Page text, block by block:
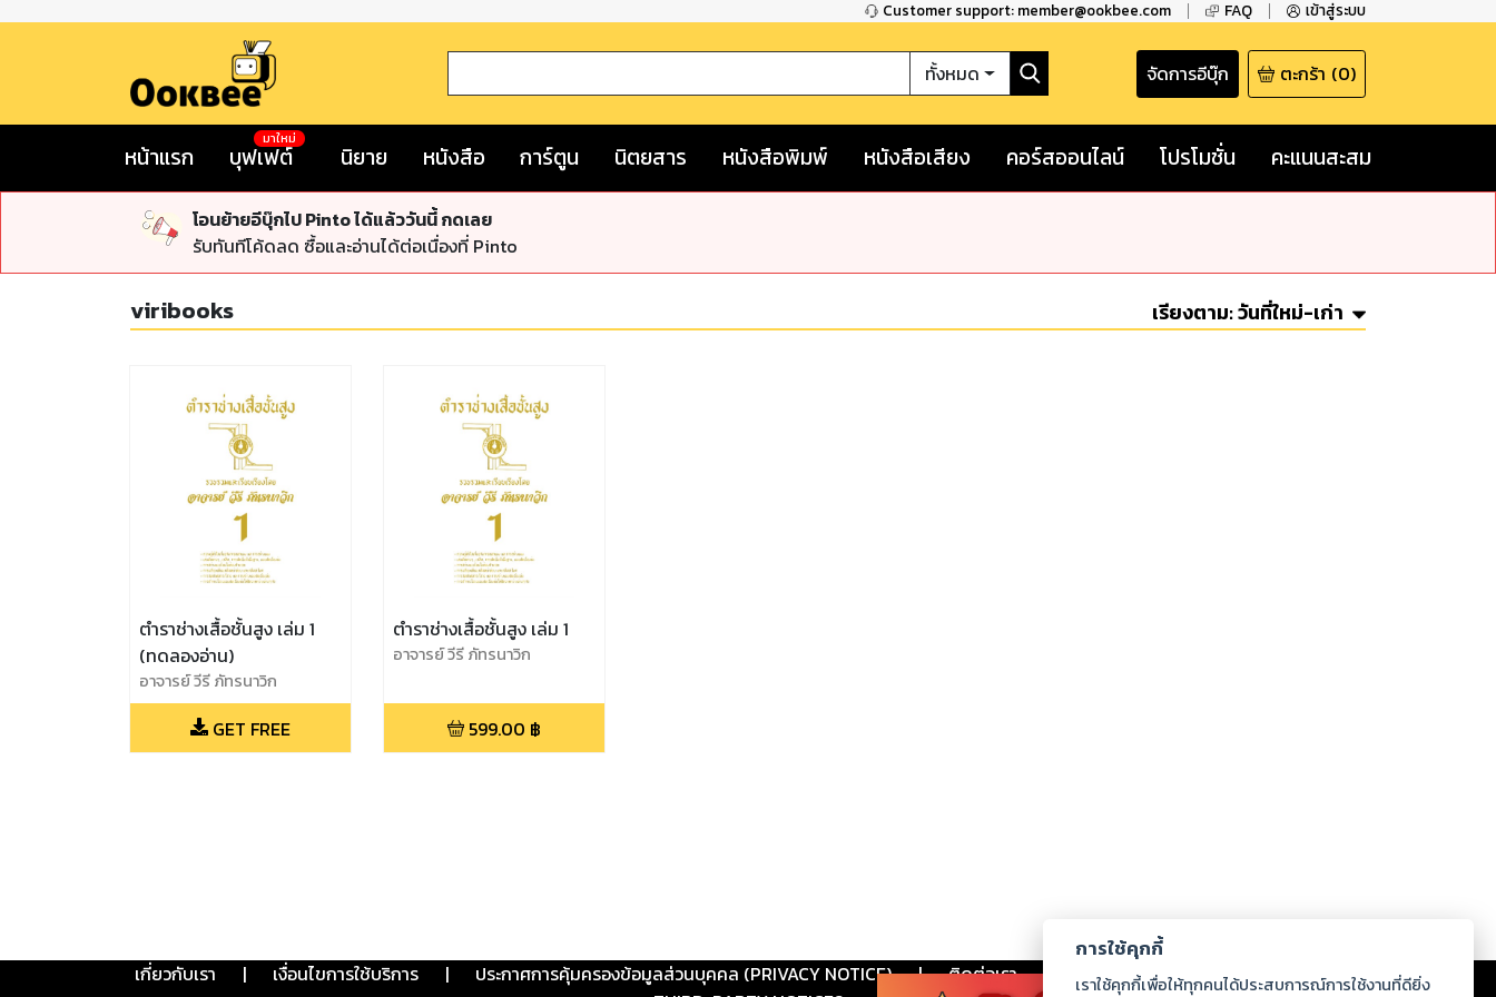
Customer support: member@ookbee.com FAQ เข้าสู่ระบบ
ทั้งหมด จัดการอีบุ๊ก ตะกร้า (0)
หน้าแรก บุฟเฟต์
มาใหม่
นิยาย หนังสือ การ์ตูน นิตยสาร หนังสือพิมพ์ หนังสือเสียง คอร์สออนไลน์ โปรโมชั่น คะแนนสะสม
โอนย้ายอีบุ๊กไป Pinto ได้แล้ววันนี้ กดเลย
รับทันทีโค้ดลด ซื้อและอ่านได้ต่อเนื่องที่ Pinto
viribooks เรียงตาม:วันที่ใหม่-เก่า
ตำราช่างเสื้อชั้นสูง เล่ม 1
(ทดลองอ่าน)
อาจารย์ วีรี ภัทรนาวิก
GET FREE
ตำราช่างเสื้อชั้นสูง เล่ม 1
อาจารย์ วีรี ภัทรนาวิก
599.00 ฿
เกี่ยวกับเรา | เงื่อนไขการใช้บริการ | ประกาศการคุ้มครองข้อมูลส่วนบุคคล (PRIVACY NOTICE) | ติดต่อเรา ร่วมงานกับเรา ดาวน์โหลด
การใช้คุกกี้
เราใช้คุกกี้เพื่อให้ทุกคนได้ประสบการณ์การใช้งานที่ดียิ่ง